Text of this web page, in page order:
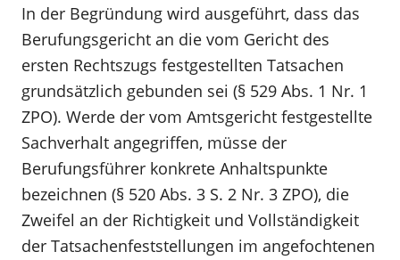
In der Begründung wird ausgeführt, dass das
Berufungsgericht an die vom Gericht des
ersten Rechtszugs festgestellten Tatsachen
grundsätzlich gebunden sei (§ 529 Abs. 1 Nr. 1
ZPO). Werde der vom Amtsgericht festgestellte
Sachverhalt angegriffen, müsse der
Berufungsführer konkrete Anhaltspunkte
bezeichnen (§ 520 Abs. 3 S. 2 Nr. 3 ZPO), die
Zweifel an der Richtigkeit und Vollständigkeit
der Tatsachenfeststellungen im angefochtenen